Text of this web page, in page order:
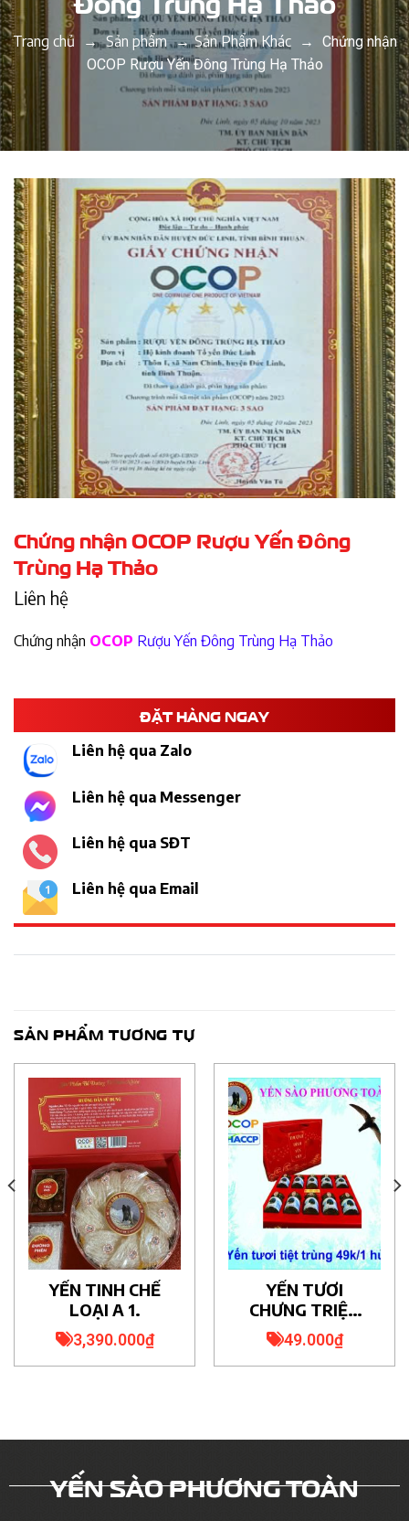
Trang chủ → Sản phẩm → Sản Phẩm Khác →
Chứng nhận
OCOP Rượu Yến Đông Trùng Hạ Thảo
Chứng nhận OCOP Rượu Yến Đông
Trùng Hạ Thảo
Liên hệ
Chứng nhận OCOP Rượu Yến Đông Trùng Hạ Thảo
ĐẶT HÀNG NGAY
Liên hệ qua Zalo
Liên hệ qua Messenger
Liên hệ qua SĐT
Liên hệ qua Email
SẢN PHẨM TƯƠNG TỰ
YẾN TINH CHẾ
LOẠI A 1.
3,390.000₫
YẾN TƯƠI
CHƯNG TRIỆT
TRÙNG.
49.000₫
YẾN SÀO PHƯƠNG TOÀN